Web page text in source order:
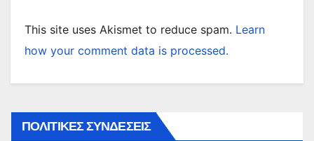
This site uses Akismet to reduce spam. Learn
how your comment data is processed.
ΠΟΛΙΤΙΚΕΣ ΣΥΝΔΕΣΕΙΣ